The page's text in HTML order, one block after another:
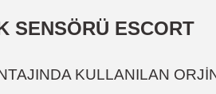
SENSÖRÜ ESCORT
KULLANILAN